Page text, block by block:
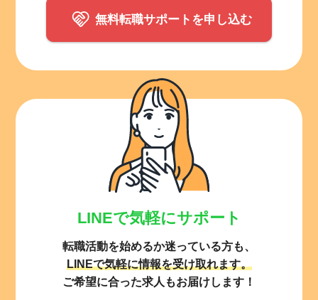
無料転職サポートを申し込む
LINEで気軽にサポート
転職活動を始めるか迷っている方も、
LINEで気軽に情報を受け取れます。
ご希望に合った求人もお届けします！